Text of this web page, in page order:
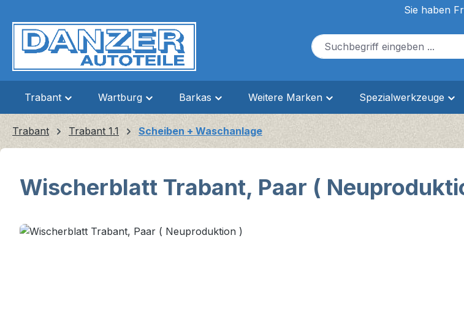
Sie haben
Trabant Wartburg Barkas Weitere Marken Spezialwerkzeuge
Trabant Trabant 1.1 Scheiben + Waschanlage
Wischerblatt Trabant, Paar (
Bildergalerie überspringen